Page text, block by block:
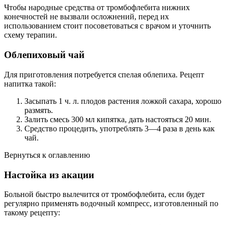
Чтобы народные средства от тромбофлебита нижних
конечностей не вызвали осложнений, перед их
использованием стоит посоветоваться с врачом и уточнить
схему терапии.
Облепиховый чай
Для приготовления потребуется спелая облепиха. Рецепт
напитка такой:
Засыпать 1 ч. л. плодов растения ложкой сахара, хорошо
размять.
Залить смесь 300 мл кипятка, дать настояться 20 мин.
Средство процедить, употреблять 3—4 раза в день как
чай.
Вернуться к оглавлению
Настойка из акации
Больной быстро вылечится от тромбофлебита, если будет
регулярно применять водочный компресс, изготовленный по
такому рецепту: